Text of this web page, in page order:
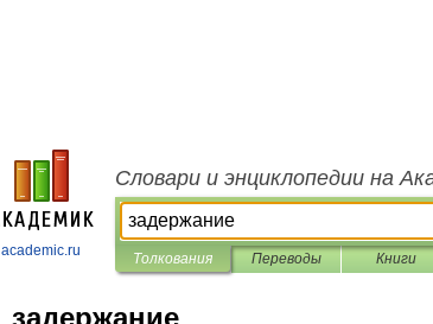
academic.ru
Словари и энциклопедии на
Толкования Переводы Книги
задержание